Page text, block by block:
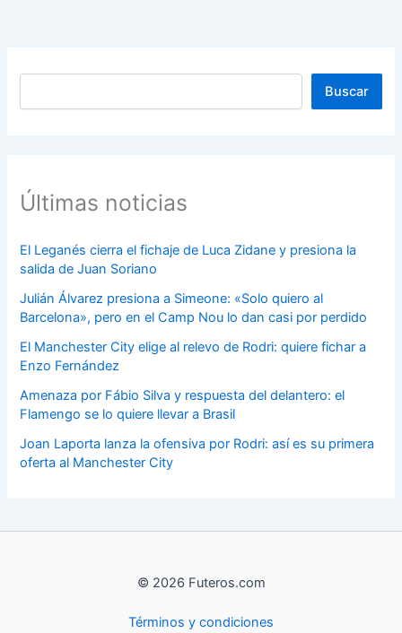
Buscar
Buscar
Últimas noticias
El Leganés cierra el fichaje de Luca Zidane y presiona la
salida de Juan Soriano
Julián Álvarez presiona a Simeone: «Solo quiero al
Barcelona», pero en el Camp Nou lo dan casi por perdido
El Manchester City elige al relevo de Rodri: quiere fichar a
Enzo Fernández
Amenaza por Fábio Silva y respuesta del delantero: el
Flamengo se lo quiere llevar a Brasil
Joan Laporta lanza la ofensiva por Rodri: así es su primera
oferta al Manchester City
© 2026 Futeros.com
Términos y condiciones